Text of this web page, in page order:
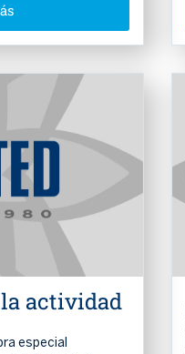
actividad
especial